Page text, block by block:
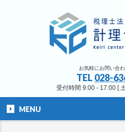
お気軽にお問い合
TEL 028-
受付時間 9:00 - 17:00 [
MENU